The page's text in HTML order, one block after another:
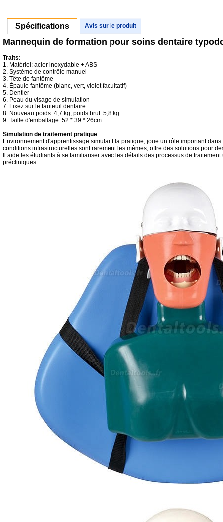
Spécifications Avis sur le produit
Mannequin de formation pour soins dentaire
Traits:
1. Matériel: acier inoxydable + ABS
2. Système de contrôle manuel
3. Tête de fantôme
4. Épaule fantôme (blanc, vert, violet facultatif)
5. Dentier
6. Peau du visage de simulation
7. Fixez sur le fauteuil dentaire
8. Nouveau poids: 4,7 kg, poids brut: 5,8 kg
9. Taille d'emballage: 52 * 39 * 26cm
Simulation de traitement pratique
Environnement d'apprentissage simulant la pratique, joue un rôle important
conditions infrastructurelles sont rarement les mêmes, offre des solutions pour
Il aide les étudiants à se familiariser avec les détails des processus de
précliniques.